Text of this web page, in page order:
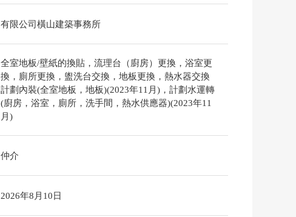
有限公司橫山建築事務所
全室地板/壁紙的換貼，流理台（廚房）更換，浴室更
換，廁所更換，盥洗台交換，地板更換，熱水器交換
計劃內裝(全室地板，地板)(2023年11月)，計劃水運轉
(廚房，浴室，廁所，洗手間，熱水供應器)(2023年11
月)
仲介
2026年8月10日